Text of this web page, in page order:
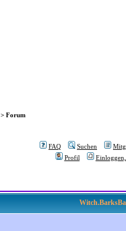
> Forum
FAQ Suchen
Profil